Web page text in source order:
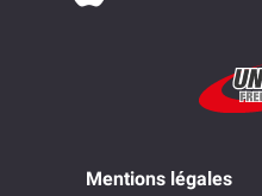
Mentions légales